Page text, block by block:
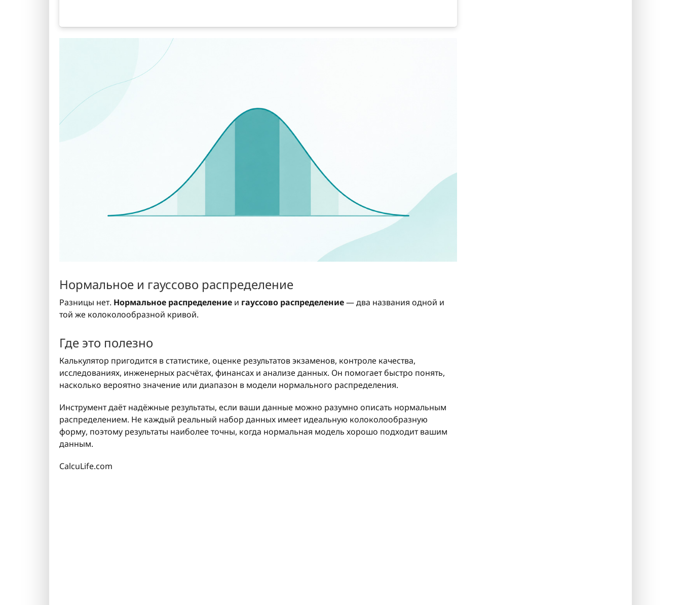
Нормальное и гауссово распределение
Разницы нет. Нормальное распределение и гауссово распределение— два названия одной и
той же колоколообразной кривой.
Где это полезно
Калькулятор пригодится в статистике, оценке результатов экзаменов, контроле качества,
исследованиях, инженерных расчётах, финансах и анализе данных. Он помогает быстро понять,
насколько вероятно значение или диапазон в модели нормального распределения.
Инструмент даёт надёжные результаты, если ваши данные можно разумно описать нормальным
распределением. Не каждый реальный набор данных имеет идеальную колоколообразную
форму, поэтому результаты наиболее точны, когда нормальная модель хорошо подходит вашим
данным.
CalcuLife.com